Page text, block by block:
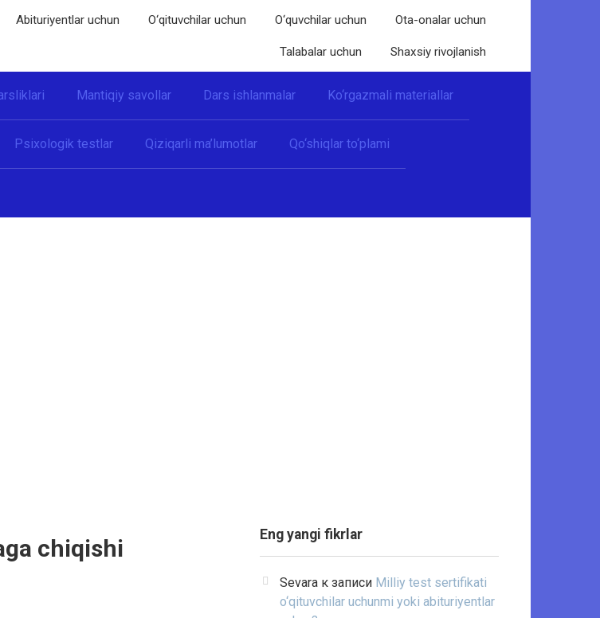
Abituriyentlar uchun O‘qituvchilar uchun O‘quvchilar uchun Ota-onalar uchun
Talabalar uchun Shaxsiy rivojlanish
Mantiqiy savollar Dars ishlanmalar Ko‘rgazmali materiallar
Psixologik testlar Qiziqarli ma’lumotlar Qo‘shiqlar to‘plami
chiqishi
Eng yangi fikrlar
Sevara к записи Milliy test sertifikati
o‘qituvchilar uchunmi yoki abituriyentlar